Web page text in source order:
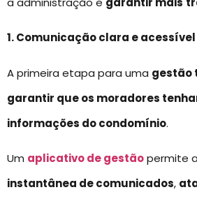
1. Comunicação clara e
A primeira etapa para uma gestão
garantir que os moradores
informações do condomínio.
Um aplicativo de gestãopermite a
instantânea de comunicados,